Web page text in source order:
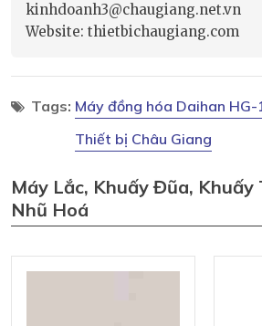
kinhdoanh3@chaugiang.net.vn
Website: thietbichaugiang.com
Tags: Máy đồng hóa Daihan
Thiết bị Châu Giang
Máy Lắc, Khuấy Đũa,
Nhũ Hoá